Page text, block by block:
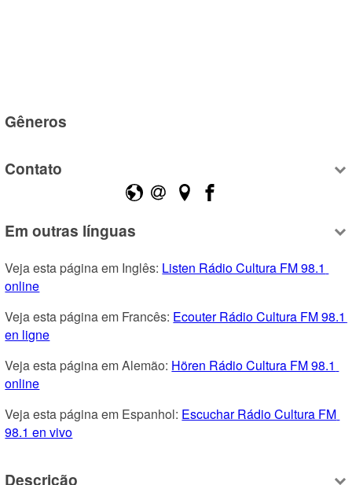
Gêneros
Contato
Em outras línguas
Veja esta página em Inglês: Listen Rádio Cultura FM 98.1
online
Veja esta página em Francês: Ecouter Rádio Cultura FM 98.1
en ligne
Veja esta página em Alemão: Hören Rádio Cultura FM 98.1
online
Veja esta página em Espanhol: Escuchar Rádio Cultura FM
98.1 en vivo
Descrição